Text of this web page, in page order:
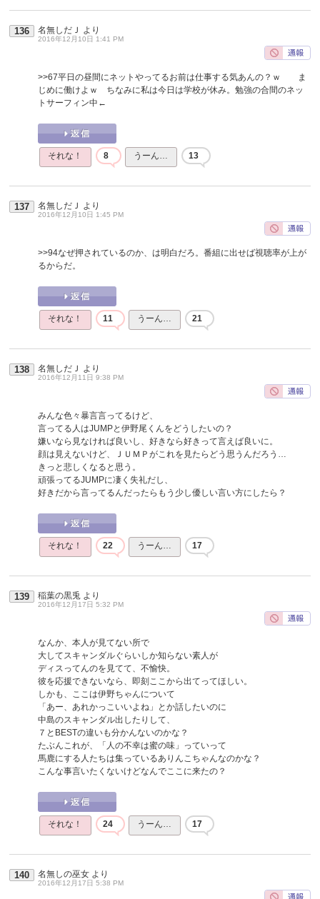
136 名無しだＪ より
2016年12月10日 1:41 PM
>>67平日の昼間にネットやってるお前は仕事する気あんの？ｗ ま
じめに働けよｗ ちなみに私は今日は学校が休み。勉強の合間のネッ
トサーフィン中←
それな！ 8 うーん… 13
137 名無しだＪ より
2016年12月10日 1:45 PM
>>94なぜ押されているのか、は明白だろ。番組に出せば視聴率が上が
るからだ。
それな！ 11 うーん… 21
138 名無しだＪ より
2016年12月11日 9:38 PM
みんな色々暴言言ってるけど、
言ってる人はJUMPと伊野尾くんをどうしたいの？
嫌いなら見なければ良いし、好きなら好きって言えば良いに。
顔は見えないけど、ＪＵＭＰがこれを見たらどう思うんだろう…
きっと悲しくなると思う。
頑張ってるJUMPに凄く失礼だし、
好きだから言ってるんだったらもう少し優しい言い方にしたら？
それな！ 22 うーん… 17
139 稲葉の黒兎 より
2016年12月17日 5:32 PM
なんか、本人が見てない所で
大してスキャンダルぐらいしか知らない素人が
ディスってんのを見てて、不愉快。
彼を応援できないなら、即刻ここから出てってほしい。
しかも、ここは伊野ちゃんについて
「あー、あれかっこいいよね」とか話したいのに
中島のスキャンダル出したりして、
７とBESTの違いも分かんないのかな？
たぶんこれが、「人の不幸は蜜の味」っていって
馬鹿にする人たちは集っているありんこちゃんなのかな？
こんな事言いたくないけどなんでここに来たの？
それな！ 24 うーん… 17
140 名無しの巫女 より
2016年12月17日 5:38 PM